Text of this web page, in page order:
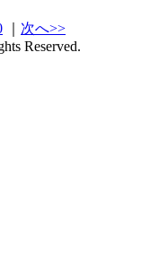
次へ>>
Reserved.